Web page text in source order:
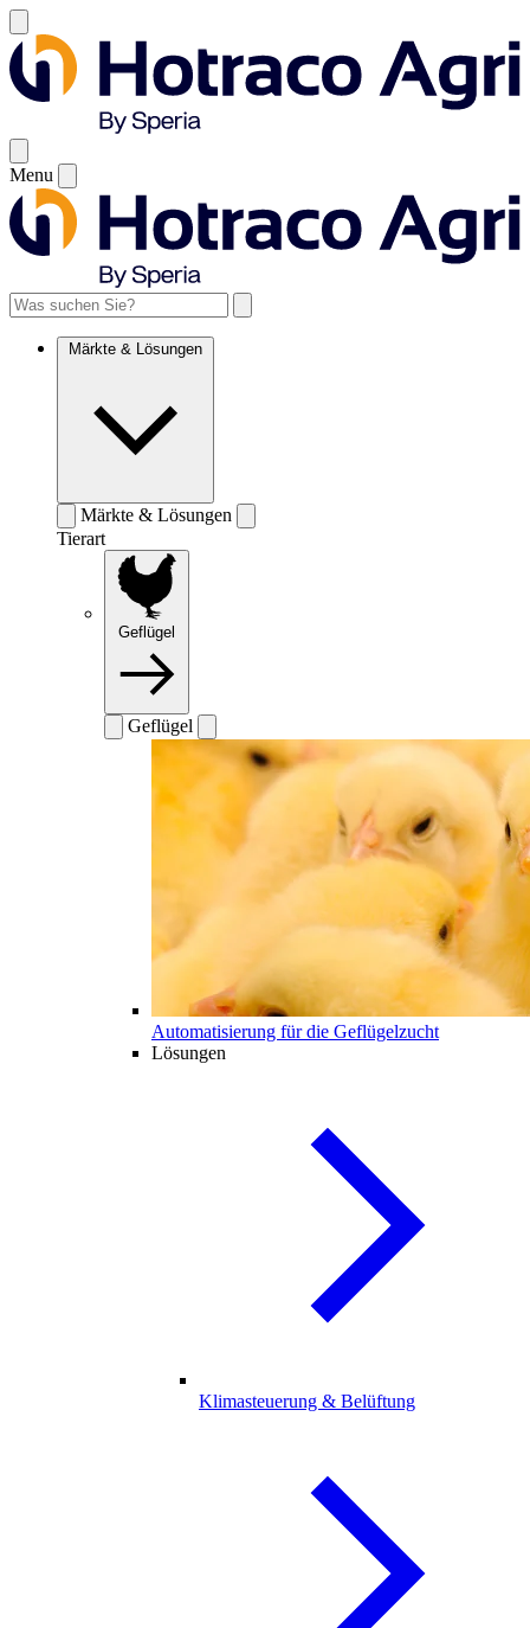
Menu
Märkte & Lösungen
Märkte & Lösungen
Tierart
Geflügel
Geflügel
Automatisierung für die Geflügelzucht
Lösungen
Klimasteuerung & Belüftung